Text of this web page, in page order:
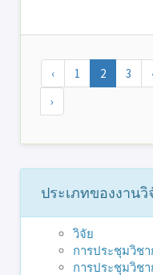
‹ 1 2 3
›
ประเภทของงานวิ
วิจัย
การประชุมวิช
การประชุมวิช